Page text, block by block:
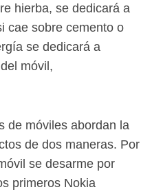
hierba, se dedicará a
cae sobre cemento o
se dedicará a
móvil,
de móviles abordan la
de dos maneras. Por
se desarme por
primeros Nokia